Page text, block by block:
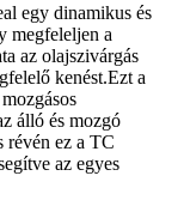
egy dinamikus és
megfeleljen a
az olajszivárgás
kenést.Ezt a
álló és mozgó
révén ez a TC
az egyes